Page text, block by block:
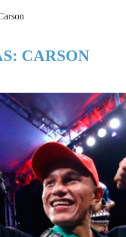
CARSON